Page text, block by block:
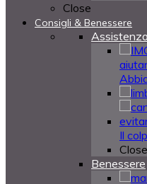
Close
Consigli & Benessere
Il
Close
Benessere